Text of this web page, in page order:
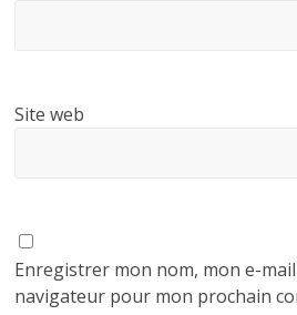
Site web
Enregistrer mon nom, mon e-
navigateur pour mon prochain